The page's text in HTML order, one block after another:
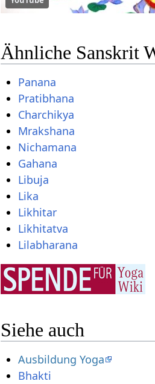
Ähnliche Sanskrit
Panana
Pratibhana
Charchikya
Mrakshana
Nichamana
Gahana
Libuja
Lika
Likhitar
Likhitatva
Lilabharana
Siehe auch
Ausbildung Yoga
Bhakti